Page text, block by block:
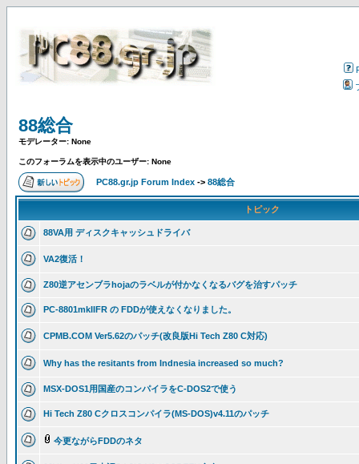
88総合
モデレーター: None
このフォーラムを表示中のユーザー: None
PC88.gr.jp Forum Index -> 88総合
トピック
88VA用 ディスクキャッシュドライバ
VA2復活！
Z80逆アセンブラhojaのラベルが付かなくなるバグを治すパッチ
PC-8801mkIIFR の FDDが使えなくなりました。
CPMB.COM Ver5.62のパッチ(改良版Hi Tech Z80 C対応)
Why has the resitants from Indnesia increased so much?
MSX-DOS1用国産のコンパイラをC-DOS2で使う
Hi Tech Z80 Cクロスコンパイラ(MS-DOS)v4.11のパッチ
今更ながらFDDのネタ